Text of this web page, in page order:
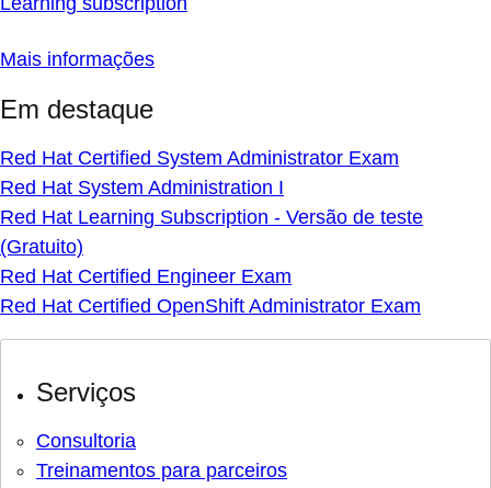
Mais informações
Em destaque
Red Hat Certified System Administrator Exam
Red Hat System Administration I
Red Hat Learning Subscription - Versão de teste
(Gratuito)
Red Hat Certified Engineer Exam
Red Hat Certified OpenShift Administrator Exam
Serviços
Consultoria
Treinamentos para parceiros